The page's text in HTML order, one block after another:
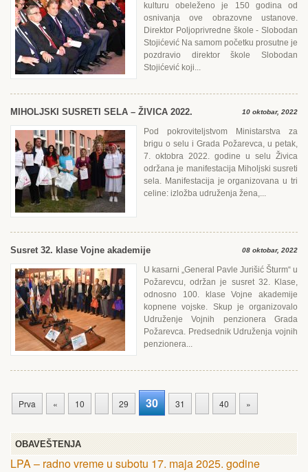
kulturu obeleženo je 150 godina od
osnivanja ove obrazovne ustanove.
Direktor Poljoprivredne škole - Slobodan
Stojićević Na samom početku prosutne je
pozdravio direktor škole Slobodan
Stojićević koji...
MIHOLJSKI SUSRЕTI SЕLA – ŽIVICA 2022. 10 oktobar, 2022
Pod pokroviteljstvom Ministarstva za
brigu o selu i Grada Požarevca, u petak,
7. oktobra 2022. godine u selu Živica
održana je manifestacija Miholjski susreti
sela. Manifestacija je organizovana u tri
celine: izložba udruženja žena,...
Susret 32. klase Vojne akademije 08 oktobar, 2022
U kasarni „General Pavle Jurišić Šturm“ u
Požarevcu, održan je susret 32. Klase,
odnosno 100. klase Vojne akademije
kopnene vojske. Skup je organizovalo
Udruženje Vojnih penzionera Grada
Požarevca. Predsednik Udruženja vojnih
penzionera...
Prva « 10 29 30 31 40 »
OBAVEŠTENJA
LPA – radno vreme u subotu 17. maja 2025. godine